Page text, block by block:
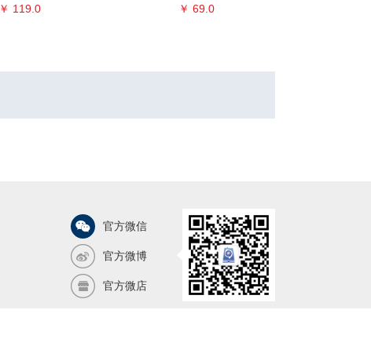
￥ 119.0 ￥ 69.0
官方微信
官方微博
官方微店